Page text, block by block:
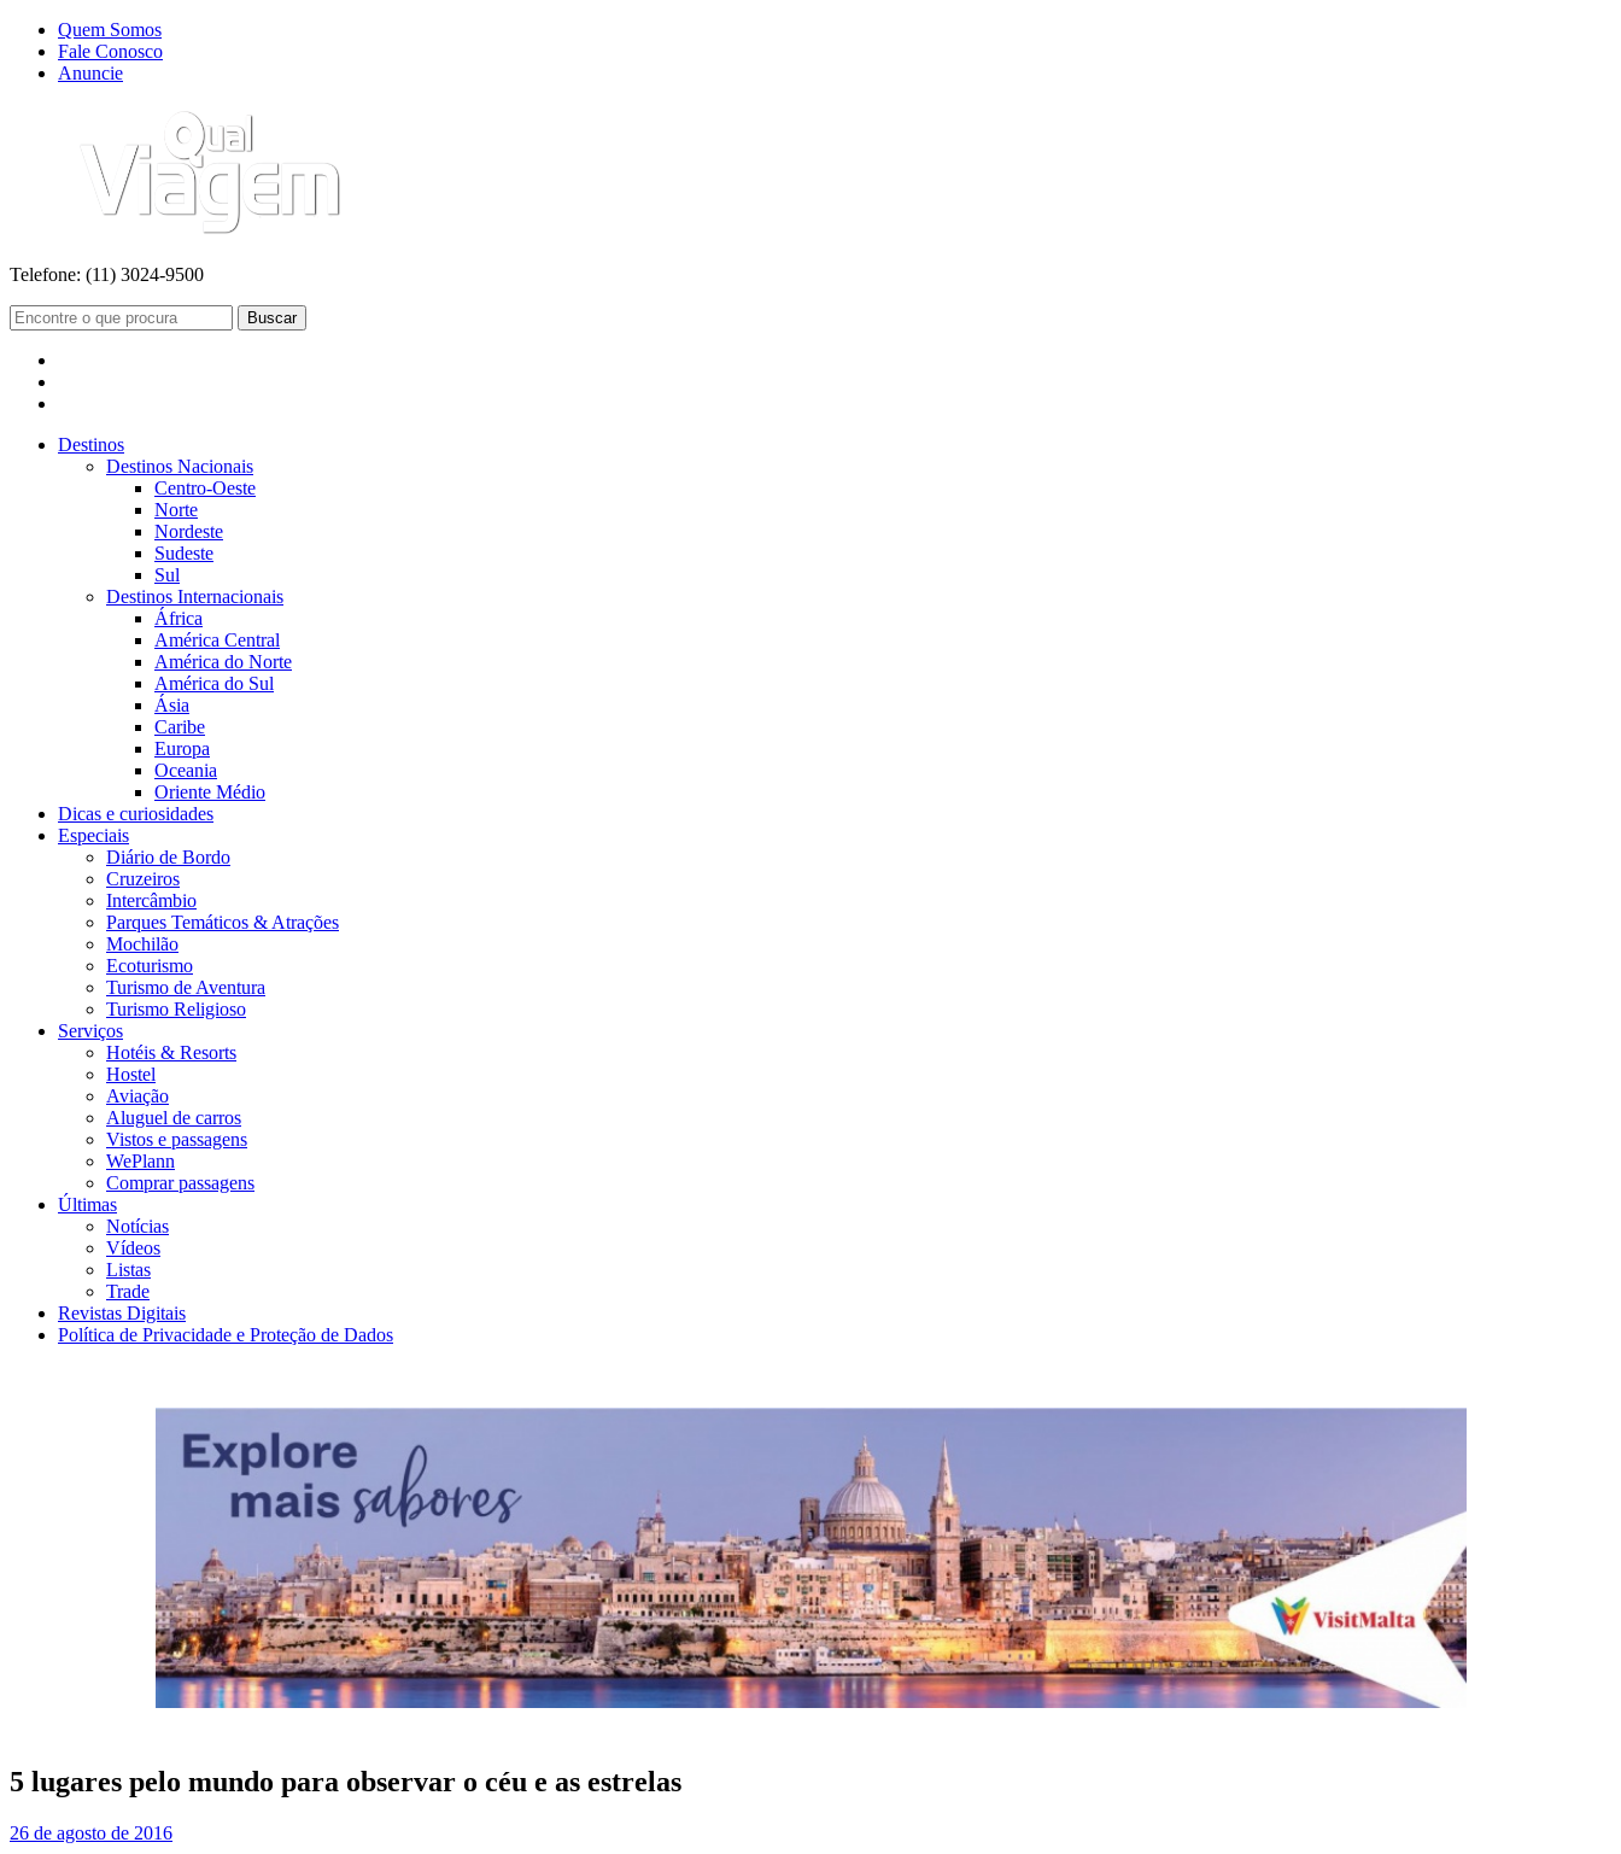
Quem Somos
Fale Conosco
Anuncie
Telefone: (11) 3024-9500
Buscar
Destinos
Destinos Nacionais
Centro-Oeste
Norte
Nordeste
Sudeste
Sul
Destinos Internacionais
África
América Central
América do Norte
América do Sul
Ásia
Caribe
Europa
Oceania
Oriente Médio
Dicas e curiosidades
Especiais
Diário de Bordo
Cruzeiros
Intercâmbio
Parques Temáticos & Atrações
Mochilão
Ecoturismo
Turismo de Aventura
Turismo Religioso
Serviços
Hotéis & Resorts
Hostel
Aviação
Aluguel de carros
Vistos e passagens
WePlann
Comprar passagens
Últimas
Notícias
Vídeos
Listas
Trade
Revistas Digitais
Política de Privacidade e Proteção de Dados
5 lugares pelo mundo para observar o céu e as estrelas
26 de agosto de 2016